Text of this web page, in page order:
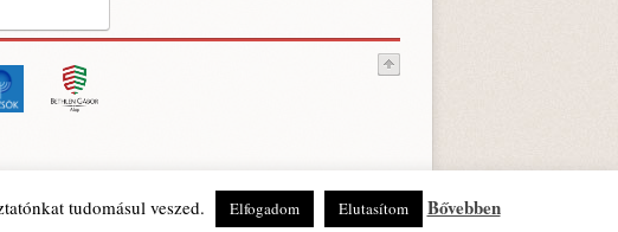
tudomásul veszed. Elfogadom Elutasítom Bővebben